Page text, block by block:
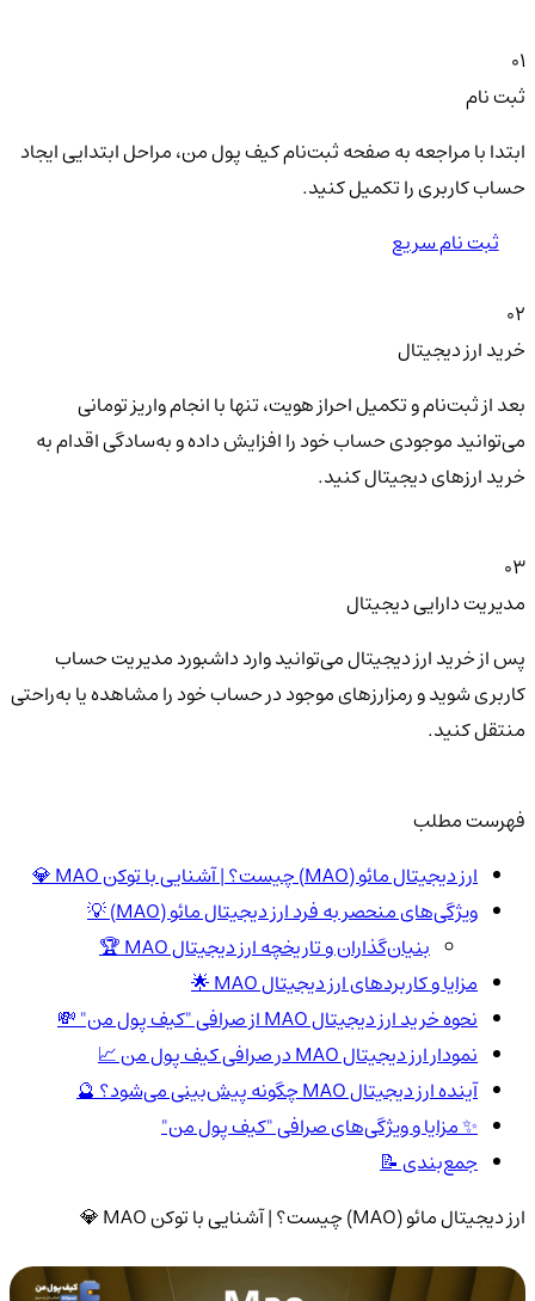
01
ثبت نام
ابتدا با مراجعه به صفحه ثبت‌نام کیف‌ پول من، مراحل ابتدایی ایجاد
حساب کاربری را تکمیل کنید.
ثبت نام سریع
02
خرید ارز دیجیتال
بعد از ثبت‌نام و تکمیل احراز هویت، تنها با انجام واریز تومانی
می‌توانید موجودی حساب خود را افزایش داده و به‌سادگی اقدام به
خرید ارزهای دیجیتال کنید.
03
مدیریت دارایی دیجیتال
پس از خرید ارز دیجیتال می‌توانید وارد داشبورد مدیریت حساب
کاربری شوید و رمزارزهای موجود در حساب خود را مشاهده یا به‌راحتی
منتقل کنید.
فهرست مطلب
ارز دیجیتال مائو (MAO) چیست؟ | آشنایی با توکن MAO 💎
ویژگی‌های منحصر به فرد ارز دیجیتال مائو (MAO) 💡
بنیان‌گذاران و تاریخچه ارز دیجیتال MAO 🏆
مزایا و کاربردهای ارز دیجیتال MAO 🌟
نحوه خرید ارز دیجیتال MAO از صرافی "کیف پول من" 💸
نمودار ارز دیجیتال MAO در صرافی کیف پول من 📈
آینده ارز دیجیتال MAO چگونه پیش‌بینی می‌شود؟ 🔮
✨ مزایا و ویژگی‌های صرافی "کیف پول من"
جمع‌بندی 📝
ارز دیجیتال مائو (MAO) چیست؟ | آشنایی با توکن MAO 💎